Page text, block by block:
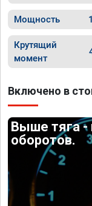
Мощность
Крутящий
момент
Включено в
Выше тяга -
оборотов.